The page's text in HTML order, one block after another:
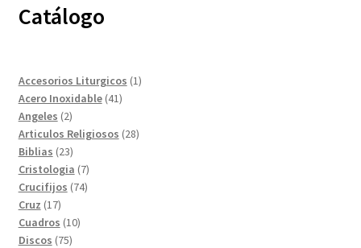
Catálogo
Accesorios Liturgicos 11
Acero Inoxidable 4141
Angeles 22
productos
Articulos Religiosos 2828
Biblias 2323
productos
Cristologia 77
productos
Crucifijos 7474
Cruz 1717
productos
Cuadros 1010
Discos 7575